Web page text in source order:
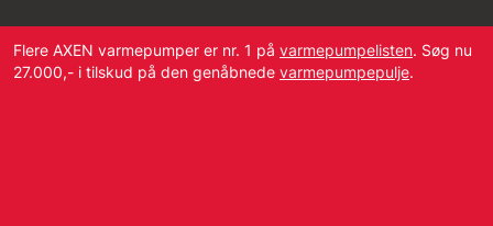
Flere AXEN varmepumper er nr. 1 på varmepumpelisten. Søg nu
27.000,- i tilskud på den genåbnede varmepumpepulje.